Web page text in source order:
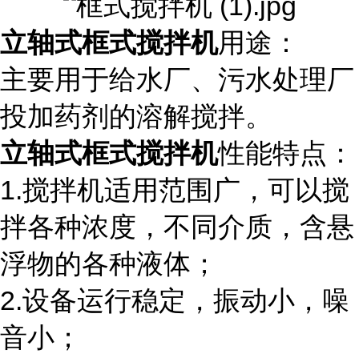
立轴式框式搅拌机用途：
主要用于给水厂、污水处理厂
投加药剂的溶解搅拌。
立轴式框式搅拌机性能特点：
1.搅拌机适用范围广，可以搅
拌各种浓度，不同介质，含悬
浮物的各种液体；
2.设备运行稳定，振动小，噪
音小；